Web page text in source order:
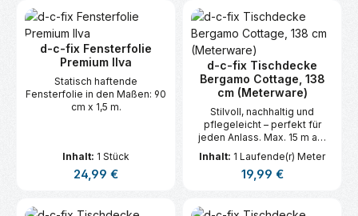
d-c-fix Fensterfolie
Premium Ilva
Statisch haftende
Fensterfolie in den Maßen: 90
cm x 1,5 m.
Inhalt: 1 Stück
Regulärer Preis:
24,99 €
d-c-fix Tischdecke
Bergamo Cottage, 138
cm (Meterware)
Stilvoll, nachhaltig und
pflegeleicht – perfekt für
jeden Anlass. Max. 15 m am
Inhalt: 1 Laufende(r) Meter
Regulärer Preis:
19,99 €